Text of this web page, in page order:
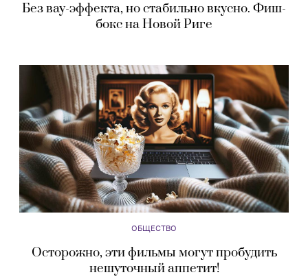
Без вау-эффекта, но стабильно вкусно. Фиш-
бокс на Новой Риге
ОБЩЕСТВО
Осторожно, эти фильмы могут пробудить
нешуточный аппетит!